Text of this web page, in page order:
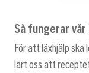
Så fungerar vår
För att läxhjälp
lärt oss att